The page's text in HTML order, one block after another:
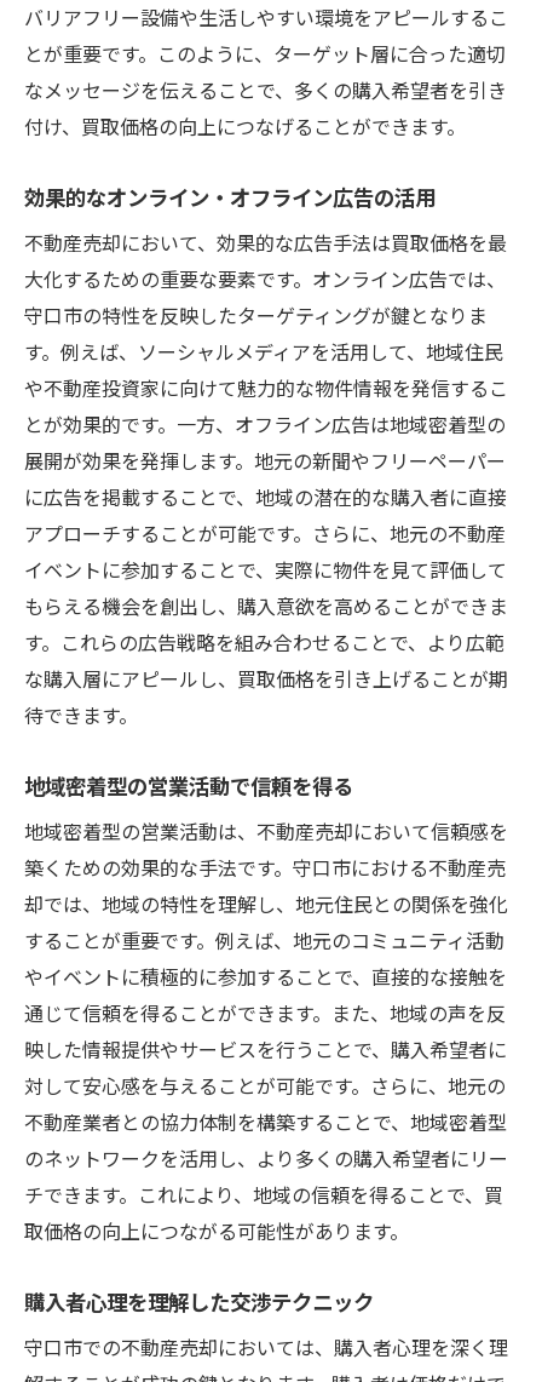
バリアフリー設備や生活しやすい環境をアピールするこ
とが重要です。このように、ターゲット層に合った適切
なメッセージを伝えることで、多くの購入希望者を引き
付け、買取価格の向上につなげることができます。
効果的なオンライン・オフライン広告の活用
不動産売却において、効果的な広告手法は買取価格を最
大化するための重要な要素です。オンライン広告では、
守口市の特性を反映したターゲティングが鍵となりま
す。例えば、ソーシャルメディアを活用して、地域住民
や不動産投資家に向けて魅力的な物件情報を発信するこ
とが効果的です。一方、オフライン広告は地域密着型の
展開が効果を発揮します。地元の新聞やフリーペーパー
に広告を掲載することで、地域の潜在的な購入者に直接
アプローチすることが可能です。さらに、地元の不動産
イベントに参加することで、実際に物件を見て評価して
もらえる機会を創出し、購入意欲を高めることができま
す。これらの広告戦略を組み合わせることで、より広範
な購入層にアピールし、買取価格を引き上げることが期
待できます。
地域密着型の営業活動で信頼を得る
地域密着型の営業活動は、不動産売却において信頼感を
築くための効果的な手法です。守口市における不動産売
却では、地域の特性を理解し、地元住民との関係を強化
することが重要です。例えば、地元のコミュニティ活動
やイベントに積極的に参加することで、直接的な接触を
通じて信頼を得ることができます。また、地域の声を反
映した情報提供やサービスを行うことで、購入希望者に
対して安心感を与えることが可能です。さらに、地元の
不動産業者との協力体制を構築することで、地域密着型
のネットワークを活用し、より多くの購入希望者にリー
チできます。これにより、地域の信頼を得ることで、買
取価格の向上につながる可能性があります。
購入者心理を理解した交渉テクニック
守口市での不動産売却においては、購入者心理を深く理